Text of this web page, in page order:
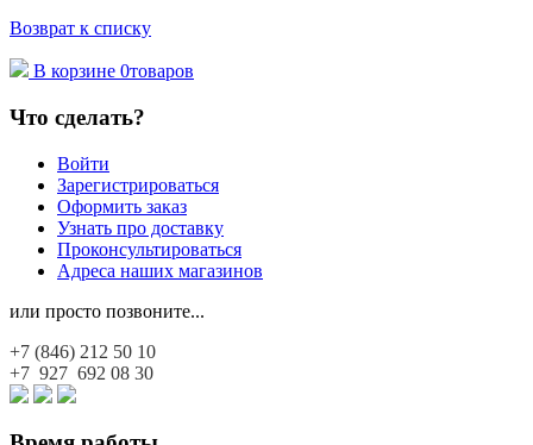
Возврат к списку
В корзине 0товаров
Что сделать?
Войти
Зарегистрироваться
Оформить заказ
Узнать про доставку
Проконсультироваться
Адреса наших магазинов
или просто позвоните...
+7 (846) 212 50 10
+7 927 692 08 30